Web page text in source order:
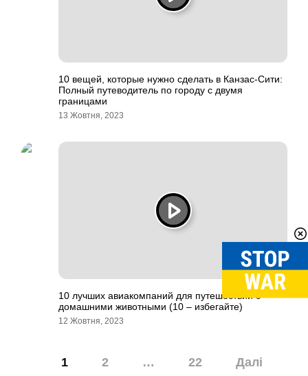
10 вещей, которые нужно сделать в Канзас-Сити:
Полный путеводитель по городу с двумя
границами
13 Жовтня, 2023
10 лучших авиакомпаний для путешествий с
домашними животными (10 – избегайте)
12 Жовтня, 2023
1 2 … 22 Далі